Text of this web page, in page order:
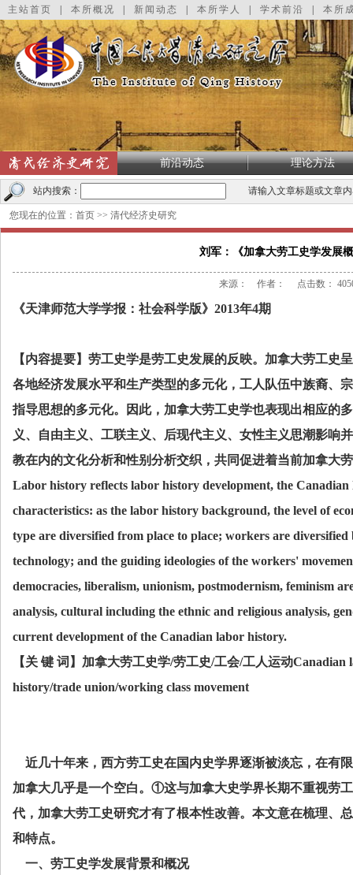
主站首页 本所概况 新闻动态 本所学人 学术前沿 本所
前沿动态 理论方法
站内搜索： 请输入文章标题或文章
您现在的位置： 首页 >> 清代经济史研究
刘军：《加拿大劳工史学发展
来源： 作者： 点击数：
《天津师范大学学报：社会科学版》 2013年4期
【内容提要】劳工史学是劳工史发展的反映。加拿大劳工史
各地经济发展水平和生产类型的多元化，工人队伍中族裔、
指导思想的多元化。因此，加拿大劳工史学也表现出相应的
义、自由主义、工联主义、后现代主义、女性主义思潮影响
教在内的文化分析和性别分析交织，共同促进着当前加拿大
Labor history reflects labor history development, the Canadian
characteristics: as the labor history background, the level of
type are diversified from place to place; workers are
technology; and the guiding ideologies of the workers'
democracies, liberalism, unionism, postmodernism, feminism
analysis, cultural including the ethnic and religious analysis,
current development of the Canadian labor history.
【关 键 词】加拿大劳工史学/劳工史/工会/工人运动Canadian
history/trade union/working class movement
近几十年来，西方劳工史在国内史学界逐渐被淡忘，在有
加拿大几乎是一个空白。①这与加拿大史学界长期不重视劳
代，加拿大劳工史研究才有了根本性改善。本文意在梳理、
和特点。
一、劳工史学发展背景和概况